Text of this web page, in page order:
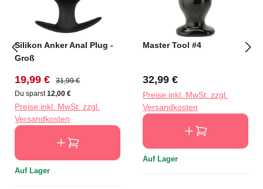
Silikon Anker Anal Plug -
Groß
Verkaufspreis:
19,99 € Regulärer Preis:
31,99 €
Du sparst12,00 €
Preise inkl. MwSt. zzgl.
Versandkosten
Auf Lager
Master Tool #4
Regulärer Preis:
32,99 €
Preise inkl. MwSt. zzgl.
Versandkosten
Auf Lager